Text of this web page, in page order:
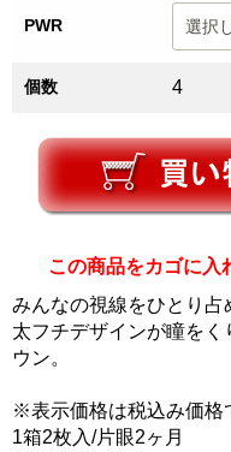
PWR
個数 4
この商品をカゴに入
みんなの視線をひとり占
太フチデザインが瞳を
ウン。
※表示価格は税込み価格
1箱2枚入/片眼2ヶ月